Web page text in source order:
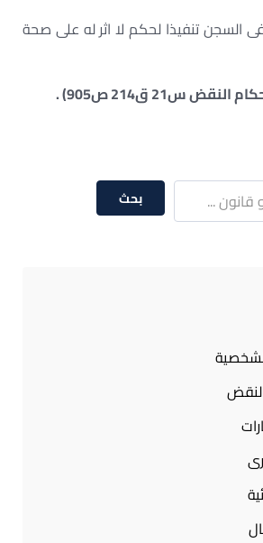
السجن تنفيذا لحكم لا اثر له على صحة
بحث